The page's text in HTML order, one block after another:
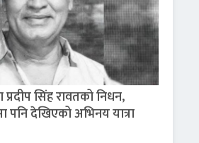
सिंह रावतको निधन,
पनि देखिएको अभिनय यात्रा